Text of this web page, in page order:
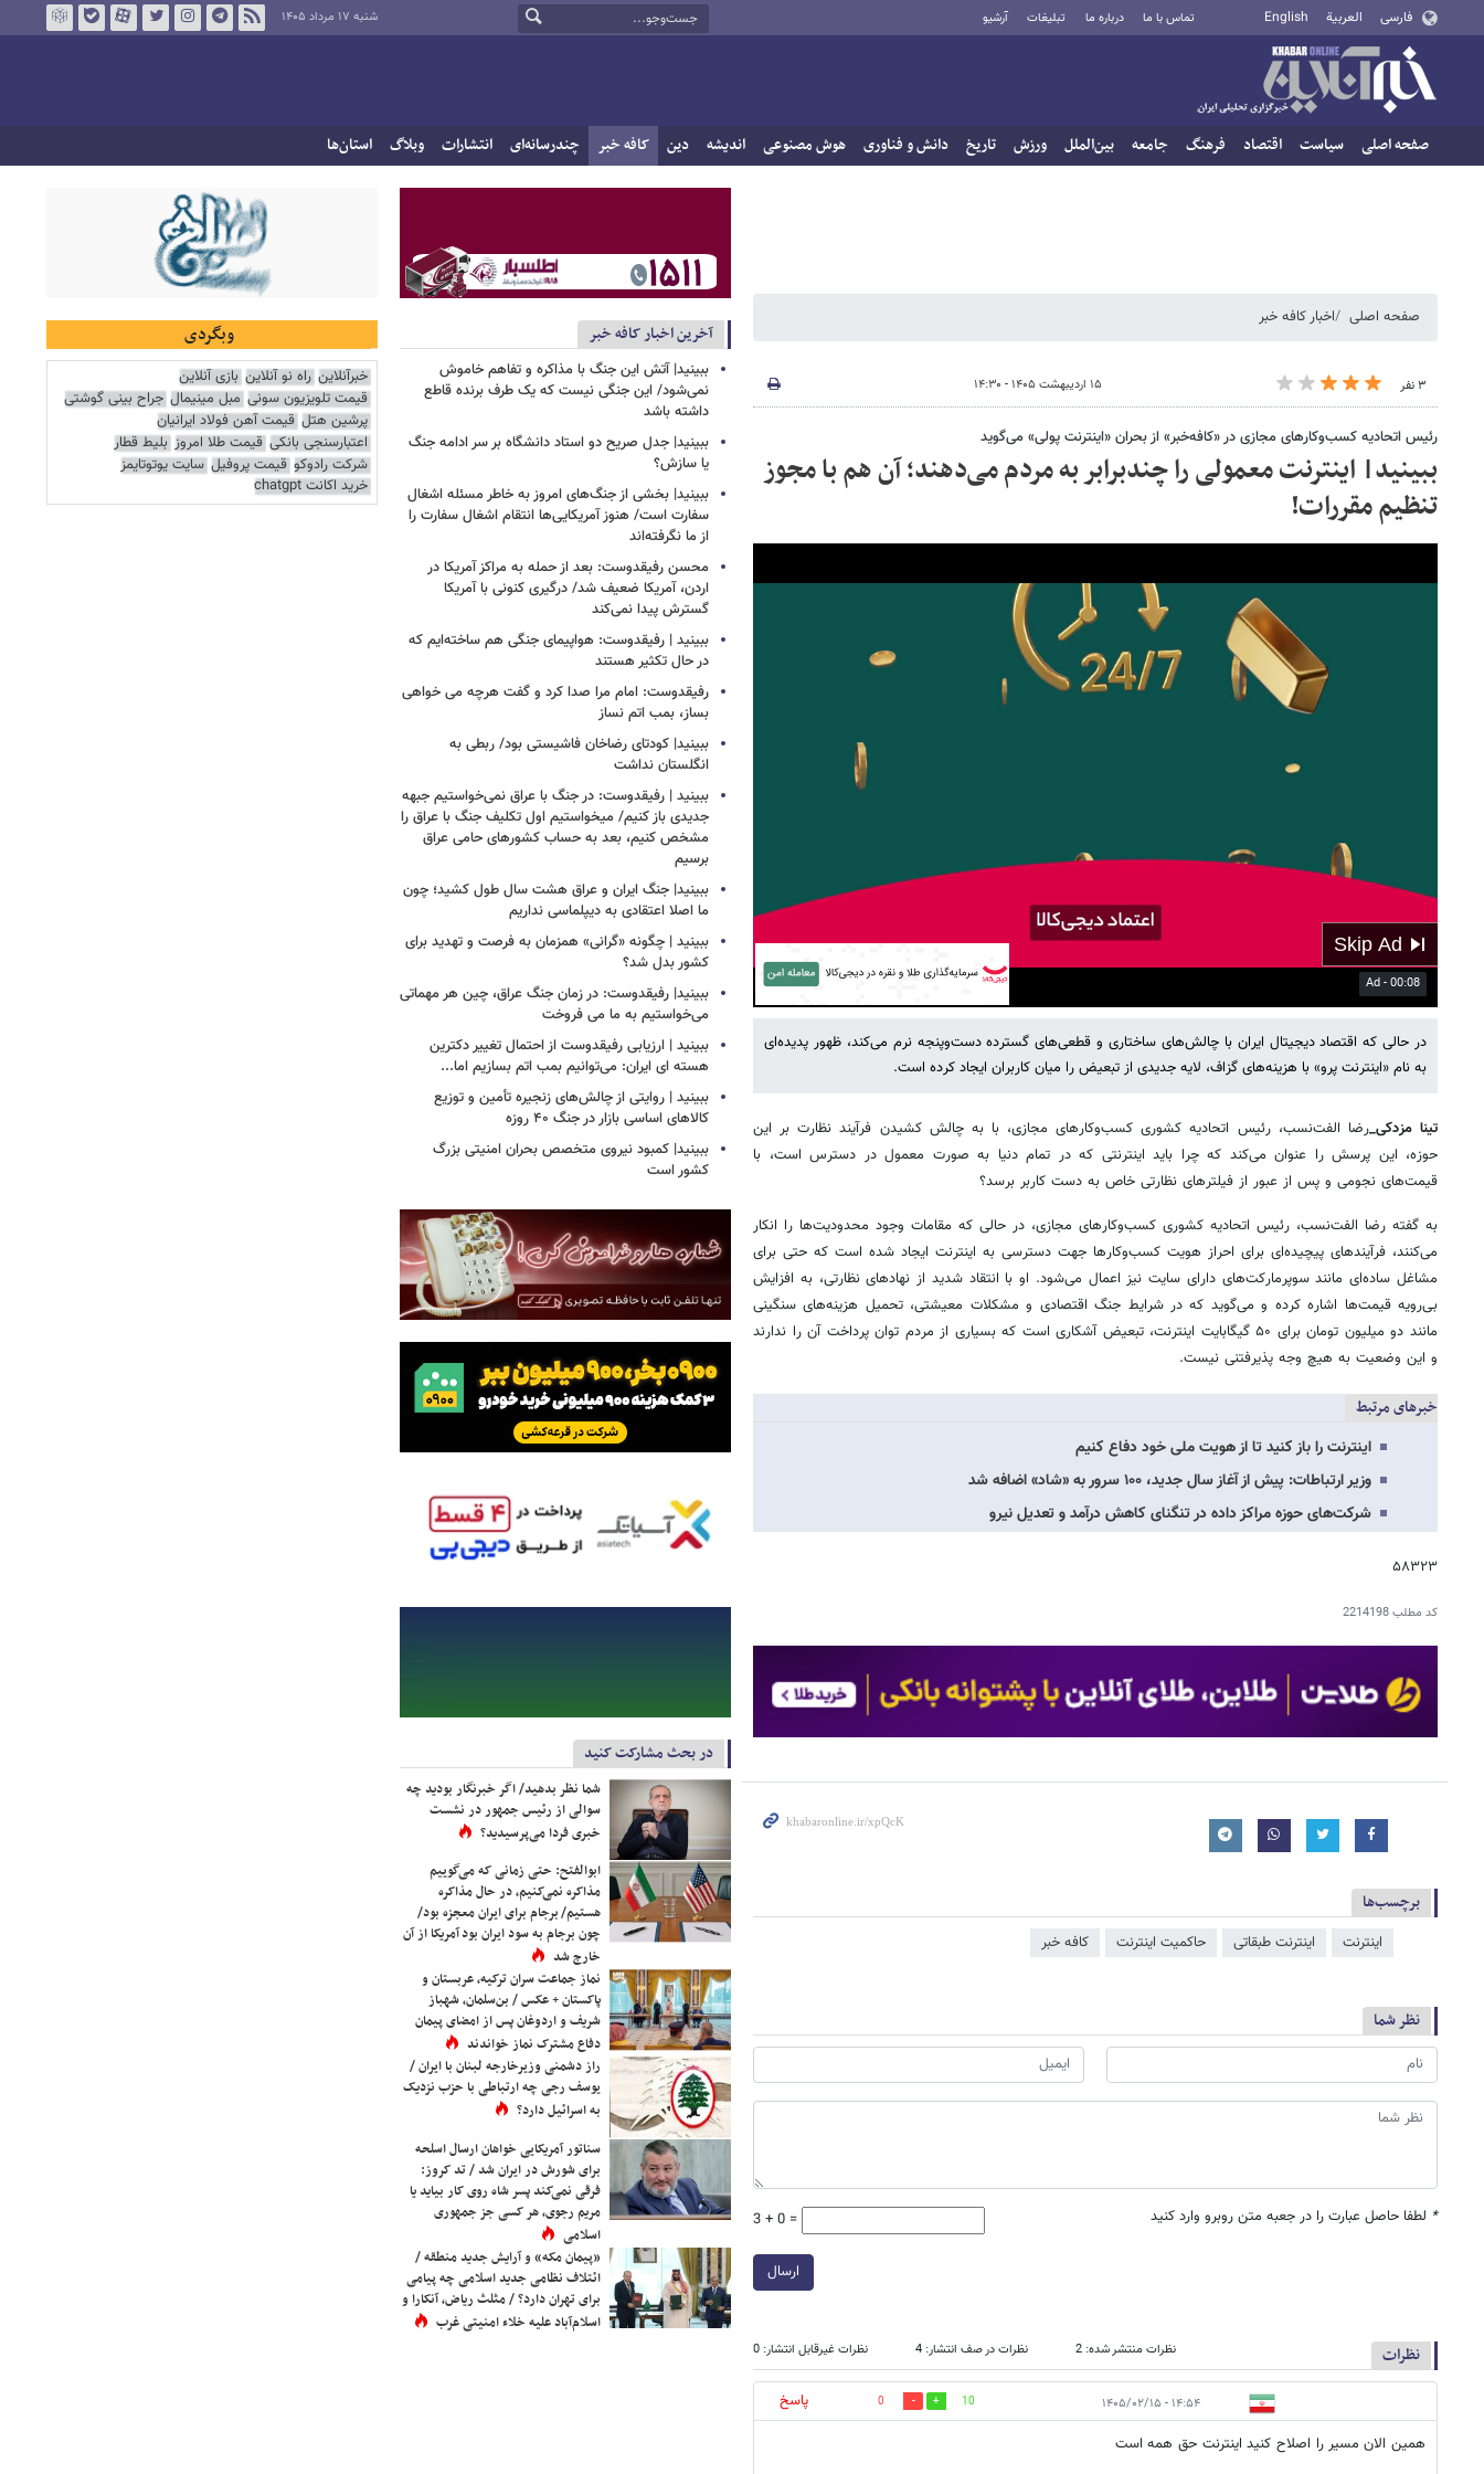
فارسی العربية English تماس با ما درباره ما تبلیغات آرشیو شنبه ۱۷ مرداد ۱۴۰۵
صفحه اصلی سیاست اقتصاد فرهنگ جامعه بین‌الملل ورزش تاریخ دانش و فناوری هوش مصنوعی اندیشه دین کافه خبر چندرسانه‌ای انتشارات وبلاگ استان‌ها
صفحه اصلی اخبار کافه خبر
۳ نفر ۱۵ اردیبهشت ۱۴۰۵ - ۱۴:۳۰
رئیس اتحادیه کسب‌وکارهای مجازی در «کافه‌خبر» از بحران «اینترنت پولی» می‌گوید
ببینید| اینترنت معمولی را چندبرابر به مردم می‌دهند؛ آن هم با مجوز
تنظیم مقررات!
Play Settings
PIP
Enter
در حالی که اقتصاد دیجیتال ایران با چالش‌های ساختاری و قطعی‌های گسترده دست‌وپنجه نرم می‌کند، ظهور پدیده‌ای
به نام «اینترنت پرو» با هزینه‌های گزاف، لایه جدیدی از تبعیض را میان کاربران ایجاد کرده است.
تینا مزدکی_رضا الفت‌نسب، رئیس اتحادیه کشوری کسب‌وکارهای مجازی، با به چالش کشیدن فرآیند نظارت بر این
حوزه، این پرسش را عنوان می‌کند که چرا باید اینترنتی که در تمام دنیا به صورت معمول در دسترس است، با
قیمت‌های نجومی و پس از عبور از فیلترهای نظارتی خاص به دست کاربر برسد؟
به گفته رضا الفت‌نسب، رئیس اتحادیه کشوری کسب‌وکارهای مجازی، در حالی که مقامات وجود محدودیت‌ها را انکار
می‌کنند، فرآیندهای پیچیده‌ای برای احراز هویت کسب‌وکارها جهت دسترسی به اینترنت ایجاد شده است که حتی برای
مشاغل ساده‌ای مانند سوپرمارکت‌های دارای سایت نیز اعمال می‌شود. او با انتقاد شدید از نهادهای نظارتی، به افزایش
بی‌رویه قیمت‌ها اشاره کرده و می‌گوید که در شرایط جنگ اقتصادی و مشکلات معیشتی، تحمیل هزینه‌های سنگینی
مانند دو میلیون تومان برای ۵۰ گیگابایت اینترنت، تبعیض آشکاری است که بسیاری از مردم توان پرداخت آن را ندارند
و این وضعیت به هیچ وجه پذیرفتنی نیست.
خبرهای مرتبط
اینترنت را باز کنید تا از هویت ملی خود دفاع کنیم
وزیر ارتباطات: پیش از آغاز سال جدید، ۱۰۰ سرور به «شاد» اضافه شد
شرکت‌های حوزه مراکز داده در تنگنای کاهش درآمد و تعدیل نیرو
۵۸۳۲۳
کد مطلب2214198
برچسب‌ها
اینترنت اینترنت طبقاتی حاکمیت اینترنت کافه خبر
نظر شما
* لطفا حاصل عبارت را در جعبه متن روبرو وارد کنید 3 + 0 =
ارسال
نظرات نظرات منتشر شده: 2 نظرات در صف انتشار: 4 نظرات غیرقابل انتشار: 0
۱۴:۵۴ - ۱۴۰۵/۰۲/۱۵ 10
0
پاسخ
همین الان مسیر را اصلاح کنید اینترنت حق همه است
آخرین اخبار کافه خبر
ببینید| آتش این جنگ با مذاکره و تفاهم خاموش
نمی‌شود/ این جنگی نیست که یک طرف برنده قاطع
داشته باشد
ببینید| جدل صریح دو استاد دانشگاه بر سر ادامه جنگ
یا سازش؟
ببینید| بخشی از جنگ‌های امروز به خاطر مسئله اشغال
سفارت است/ هنوز آمریکایی‌ها انتقام اشغال سفارت را
از ما نگرفته‌اند
محسن رفیقدوست: بعد از حمله به مراکز آمریکا در
اردن، آمریکا ضعیف شد/ درگیری کنونی با آمریکا
گسترش پیدا نمی‌کند
ببینید | رفیقدوست: هواپیمای جنگی هم ساخته‌ایم که
در حال تکثیر هستند
رفیقدوست: امام مرا صدا کرد و گفت هرچه می خواهی
بساز، بمب اتم نساز
ببینید| کودتای رضاخان فاشیستی بود/ ربطی به
انگلستان نداشت
ببینید | رفیقدوست: در جنگ با عراق نمی‌خواستیم جبهه
جدیدی باز کنیم/ میخواستیم اول تکلیف جنگ با عراق را
مشخص کنیم، بعد به حساب کشورهای حامی عراق
برسیم
ببینید| جنگ ایران و عراق هشت سال طول کشید؛ چون
ما اصلا اعتقادی به دیپلماسی نداریم
ببینید | چگونه «گرانی» همزمان به فرصت و تهدید برای
کشور بدل شد؟
ببینید| رفیقدوست: در زمان جنگ عراق، چین هر مهماتی
می‌خواستیم به ما می فروخت
ببینید | ارزیابی رفیقدوست از احتمال تغییر دکترین
هسته ای ایران: می‌توانیم بمب اتم بسازیم اما...
ببینید | روایتی از چالش‌های زنجیره تأمین و توزیع
کالاهای اساسی بازار در جنگ ۴۰ روزه
ببینید| کمبود نیروی متخصص بحران امنیتی بزرگ
کشور است
در بحث مشارکت کنید
شما نظر بدهید/ اگر خبرنگار بودید چه
سوالی از رئیس جمهور در نشست
خبری فردا می‌پرسیدید؟
ابوالفتح: حتی زمانی که می‌گوییم
مذاکره نمی‌کنیم، در حال مذاکره
هستیم/ برجام برای ایران معجزه بود/
چون برجام به سود ایران بود آمریکا از آن
خارج شد
نماز جماعت سران ترکیه، عربستان و
پاکستان + عکس / بن‌سلمان، شهباز
شریف و اردوغان پس از امضای پیمان
دفاع مشترک نماز خواندند
راز دشمنی وزیرخارجه لبنان با ایران /
یوسف رجی چه ارتباطی با حزب نزدیک
به اسرائیل دارد؟
سناتور آمریکایی خواهان ارسال اسلحه
برای شورش در ایران شد / تد کروز:
فرقی نمی‌کند پسر شاه روی کار بیاید یا
مریم رجوی، هر کسی جز جمهوری
اسلامی
«پیمان مکه» و آرایش جدید منطقه /
ائتلاف نظامی جدید اسلامی چه پیامی
برای تهران دارد؟ / مثلث ریاض، آنکارا و
اسلام‌آباد علیه خلاء امنیتی غرب
وبگردی
خبرآنلاین راه نو آنلاین بازی آنلاین
قیمت تلویزیون سونی مبل مینیمال جراح بینی گوشتی
پرشین هتل قیمت آهن فولاد ایرانیان
اعتبارسنجی بانکی قیمت طلا امروز بلیط قطار
شرکت رادوکو قیمت پروفیل سایت یوتوتایمز
خرید اکانت chatgpt